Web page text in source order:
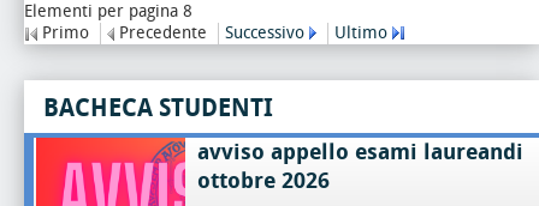
Elementi per pagina 8
Primo
Precedente Successivo Ultimo
BACHECA STUDENTI
avviso appello esami laureandi
ottobre 2026